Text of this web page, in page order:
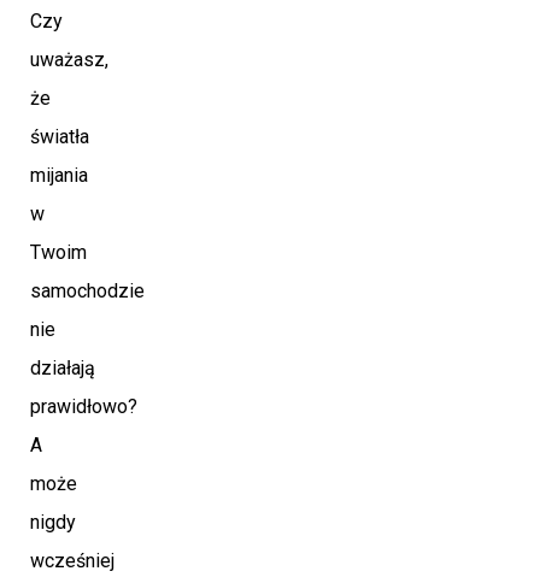
Czy
uważasz,
że
światła
mijania
w
Twoim
samochodzie
nie
działają
prawidłowo?
A
może
nigdy
wcześniej